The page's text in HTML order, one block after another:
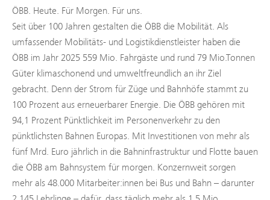
ÖBB. Heute. Für Morgen. Für uns.
Seit über 100 Jahren gestalten die ÖBB die Mobilität. Als
umfassender Mobilitäts- und Logistikdienstleister haben die
ÖBB im Jahr 2025 559 Mio. Fahrgäste und rund 79 Mio.Tonnen
Güter klimaschonend und umweltfreundlich an ihr Ziel
gebracht. Denn der Strom für Züge und Bahnhöfe stammt zu
100 Prozent aus erneuerbarer Energie. Die ÖBB gehören mit
94,1 Prozent Pünktlichkeit im Personenverkehr zu den
pünktlichsten Bahnen Europas. Mit Investitionen von mehr als
fünf Mrd. Euro jährlich in die Bahninfrastruktur und Flotte bauen
die ÖBB am Bahnsystem für morgen. Konzernweit sorgen
mehr als 48.000 Mitarbeiter:innen bei Bus und Bahn – darunter